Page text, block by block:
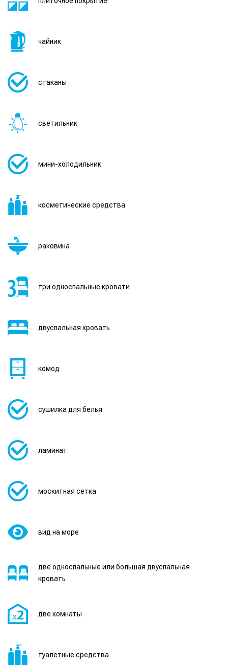
чайник
стаканы
светильник
мини-холодильник
косметические средства
раковина
три односпальные кровати
двуспальная кровать
комод
сушилка для белья
ламинат
москитная сетка
вид на море
две односпальные или большая двуспальная
кровать
две комнаты
туалетные средства